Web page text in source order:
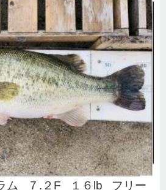
ム ７.２F １６lb フリー